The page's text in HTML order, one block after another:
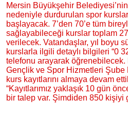
Mersin Büyükşehir
nedeniyle durdurulan spor
başlayacak. 7’den 70’e tüm
sağlayabileceği kurslar toplam
verilecek. Vatandaşlar, yıl boyu
kurslarla ilgili detaylı bilgileri “0
telefonu arayarak
Gençlik ve Spor Hizmetleri Şube
kurs kayıtlarını almaya devam
“Kayıtlarımız yaklaşık 10 gün
bir talep var. Şimdiden 850 kişiyi